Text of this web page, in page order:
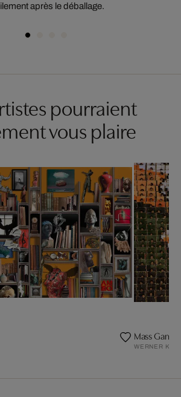
après le déballage.
pourraient
vous plaire
Mass
WERNER